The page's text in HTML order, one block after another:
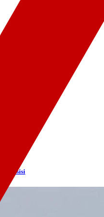
havalimanı oldu
başlıyor